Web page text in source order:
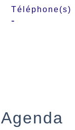
Téléphone(s)
-
Agenda